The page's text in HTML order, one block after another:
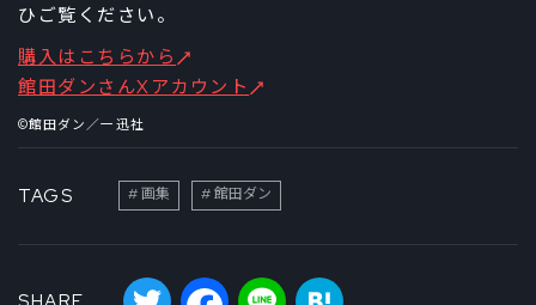
ひご覧ください。
購入はこちらから
館田ダンさんXアカウント
©館田ダン／一迅社
TAGS 画集 館田ダン
Twitter Facebook
Line